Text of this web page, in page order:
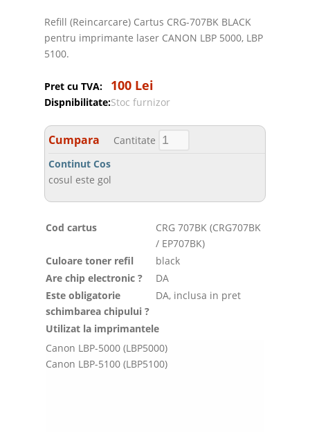
Refill (Reincarcare) Cartus CRG-707BK BLACK
pentru imprimante laser CANON LBP 5000, LBP
5100.
Pret cu TVA: 100 Lei
Dispnibilitate:Stoc furnizor
Cumpara
Cantitate
Continut Cos
cosul este gol
Cod cartus
CRG 707BK (CRG707BK
/ EP707BK)
Culoare toner refil
black
Are chip electronic ?
DA
Este obligatorie
schimbarea chipului ?
DA, inclusa in pret
Utilizat la imprimantele
Canon LBP-5000 (LBP5000)
Canon LBP-5100 (LBP5100)